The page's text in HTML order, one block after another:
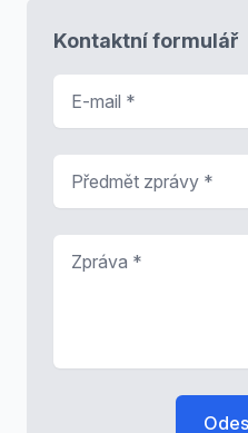
Kontaktní formulář